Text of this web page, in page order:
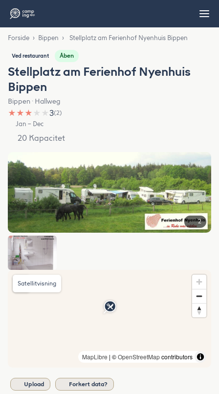
Forside › Bippen › Stellplatz am Ferienhof Nyenhuis Bippen
Ved restaurant Åben
Stellplatz am Ferienhof Nyenhuis
Bippen
Bippen · Hallweg
★ ★ ★ ★ ★3(2)
Jan – Dec
20 Kapacitet
2
MapLibre | ©OpenStreetMapcontributors
Satellitvisning
Upload Forkert data?